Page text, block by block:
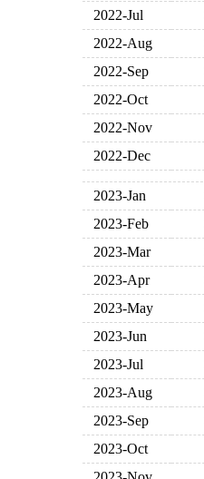
2022-Jul
2022-Aug
2022-Sep
2022-Oct
2022-Nov
2022-Dec
2023-Jan
2023-Feb
2023-Mar
2023-Apr
2023-May
2023-Jun
2023-Jul
2023-Aug
2023-Sep
2023-Oct